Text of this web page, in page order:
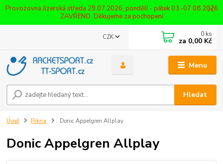
Provozovna Jizerská středa 29.07.2026, pondělí - pátek 03.-07.08.2026
ZAVŘENO. Děkujeme za pochopení
Menu
CZK
Hledat
0 ks
za 0,00 Kč
Úvod Prkna Donic Appelgren Allplay
Donic Appelgren Allplay